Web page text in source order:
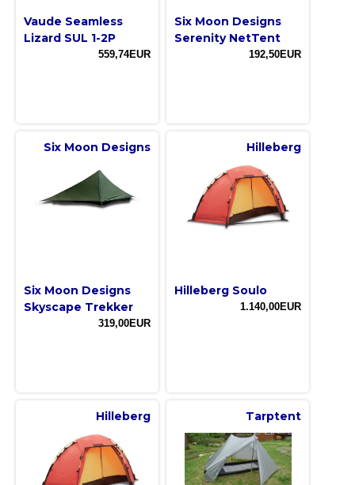
Vaude Seamless
Lizard SUL 1-2P
559,74EUR
Six Moon Designs
Serenity NetTent
192,50EUR
Six Moon Designs
Six Moon Designs
Skyscape Trekker
319,00EUR
Hilleberg
Hilleberg Soulo
1.140,00EUR
Hilleberg Tarptent